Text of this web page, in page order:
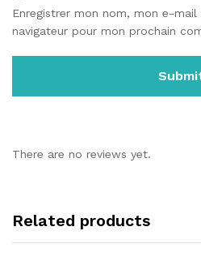
Enregistrer mon nom, mon e-
navigateur pour mon prochain
There are no reviews yet.
Related products